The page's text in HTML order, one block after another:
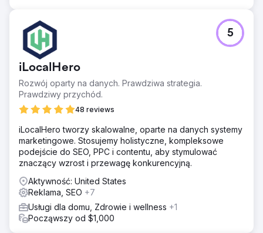
iLocalHero
Rozwój oparty na danych. Prawdziwa strategia.
Prawdziwy przychód.
48 reviews
5
iLocalHero tworzy skalowalne, oparte na danych systemy
marketingowe. Stosujemy holistyczne, kompleksowe
podejście do SEO, PPC i contentu, aby stymulować
znaczący wzrost i przewagę konkurencyjną.
Aktywność: United States
Reklama, SEO +7
Usługi dla domu, Zdrowie i wellness +1
Począwszy od $1,000